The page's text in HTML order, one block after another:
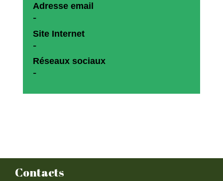
Adresse email
-
Site Internet
-
Réseaux sociaux
-
Contacts